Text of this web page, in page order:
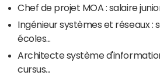
Chef de projet MOA : salaire
Ingénieur systèmes et réseaux :
écoles...
Architecte système
cursus...